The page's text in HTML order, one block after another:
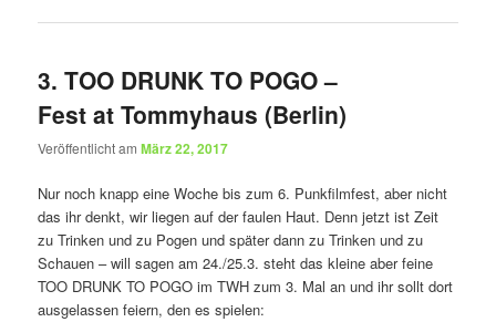
3. TOO DRUNK TO POGO –
Fest at Tommyhaus (Berlin)
Veröffentlicht amMärz 22, 2017
Nur noch knapp eine Woche bis zum 6. Punkfilmfest, aber nicht
das ihr denkt, wir liegen auf der faulen Haut. Denn jetzt ist Zeit
zu Trinken und zu Pogen und später dann zu Trinken und zu
Schauen – will sagen am 24./25.3. steht das kleine aber feine
TOO DRUNK TO POGO im TWH zum 3. Mal an und ihr sollt dort
ausgelassen feiern, den es spielen: